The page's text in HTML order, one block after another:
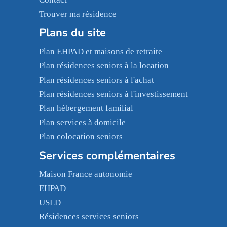
Trouver ma résidence
Plans du site
Plan EHPAD et maisons de retraite
Plan résidences seniors à la location
Plan résidences seniors à l'achat
Plan résidences seniors à l'investissement
Plan hébergement familial
Plan services à domicile
Plan colocation seniors
Services complémentaires
Maison France autonomie
EHPAD
USLD
Résidences services seniors